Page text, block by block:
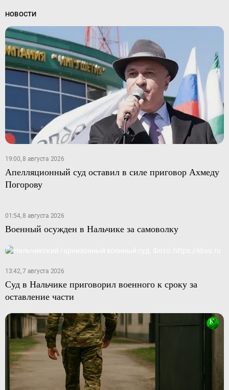
НОВОСТИ
19:00, 8 августа 2026
Апелляционный суд оставил в силе приговор Ахмеду
Погорову
01:54, 8 августа 2026
Военный осужден в Нальчике за самоволку
13:42, 7 августа 2026
Суд в Нальчике приговорил военного к сроку за
оставление части